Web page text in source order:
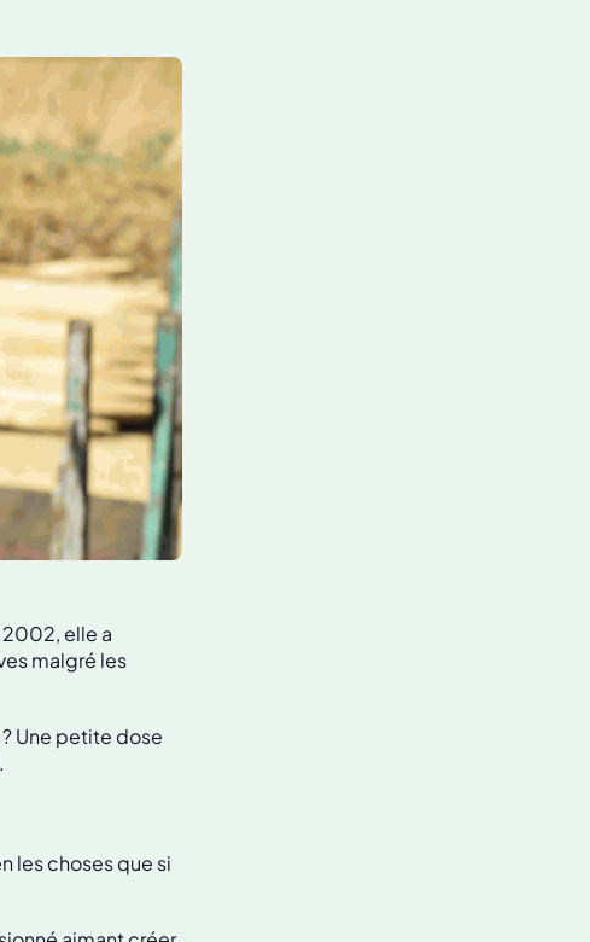
2002, elle a
malgré les
Une petite dose
les choses que si